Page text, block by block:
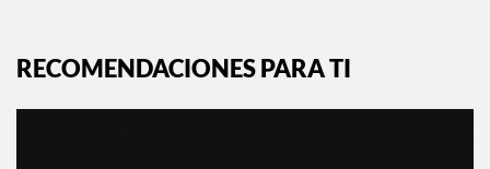
RECOMENDACIONES PARA TI